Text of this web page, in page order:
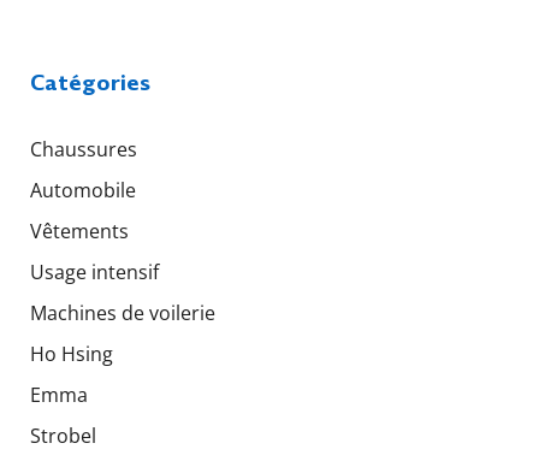
Catégories
Chaussures
Automobile
Vêtements
Usage intensif
Machines de voilerie
Ho Hsing
Emma
Strobel